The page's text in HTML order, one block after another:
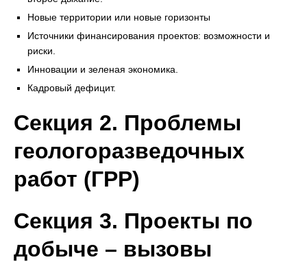
Новые территории или новые горизонты
Источники финансирования проектов: возможности и
риски.
Инновации и зеленая экономика.
Кадровый дефицит.
Секция 2. Проблемы
геологоразведочных
работ (ГРР)
Секция 3. Проекты по
добыче – вызовы